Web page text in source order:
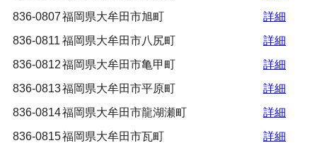
836-0807福岡県大牟田市旭町
詳細
836-0811 福岡県大牟田市八尻町
詳細
836-0812福岡県大牟田市亀甲町
詳細
836-0813福岡県大牟田市平原町
詳細
836-0814福岡県大牟田市龍湖瀬町
詳細
836-0815福岡県大牟田市瓦町
詳細